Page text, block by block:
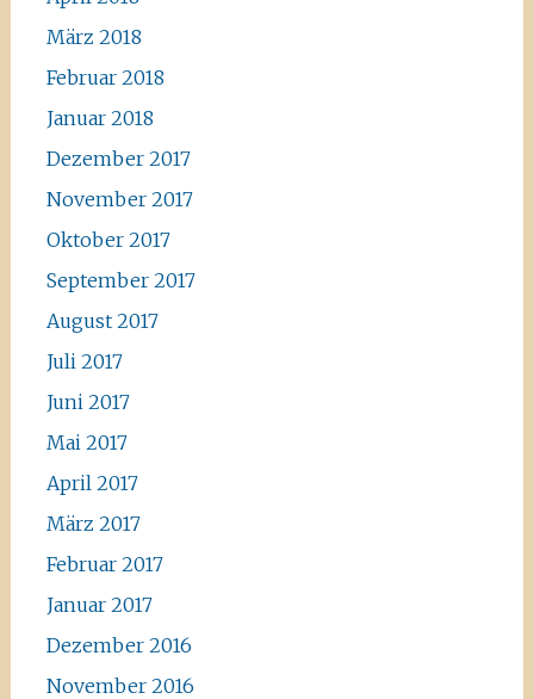
März 2018
Februar 2018
Januar 2018
Dezember 2017
November 2017
Oktober 2017
September 2017
August 2017
Juli 2017
Juni 2017
Mai 2017
April 2017
März 2017
Februar 2017
Januar 2017
Dezember 2016
November 2016